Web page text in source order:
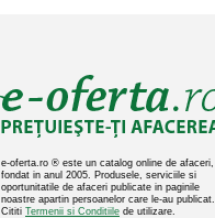
e-oferta.ro ® este un catalog online de afaceri,
fondat in anul 2005. Produsele, serviciile si
oportunitatile de afaceri publicate in paginile
noastre apartin persoanelor care le-au publicat.
Cititi Termenii si Conditiile de utilizare.